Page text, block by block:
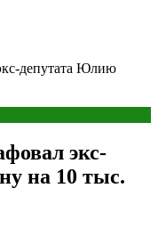
депутата Юлию
экс-
на 10 тыс.